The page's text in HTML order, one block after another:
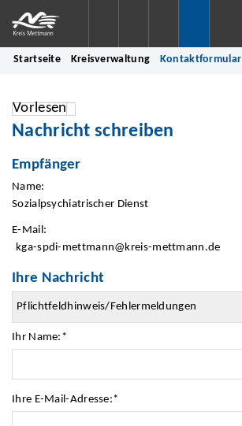
Startseite Kreisverwaltung Kontaktformular
Vorlesen
Nachricht schreiben
Empfänger
Name:
Sozialpsychiatrischer Dienst
E-Mail:
kga-spdi-mettmann@kreis-mettmann.de
Ihre Nachricht
Ihr Name: *
Ihre E-Mail-Adresse:*